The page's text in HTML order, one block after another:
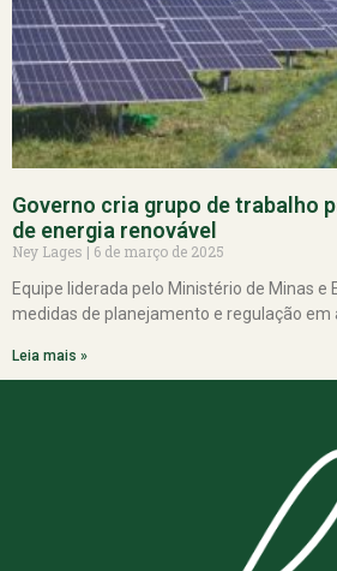
Governo cria grupo de trabalho
de energia renovável
Ney Lages
6 de março de 2025
Equipe liderada pelo Ministério de Minas e
medidas de planejamento e regulação em
Leia mais »